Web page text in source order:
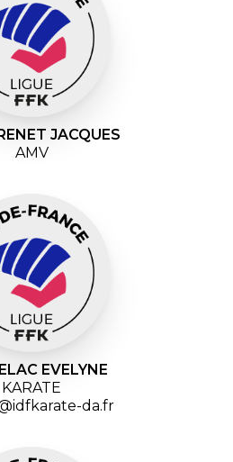
JACQUES
AMV
EVELYNE
KARATE
da.fr